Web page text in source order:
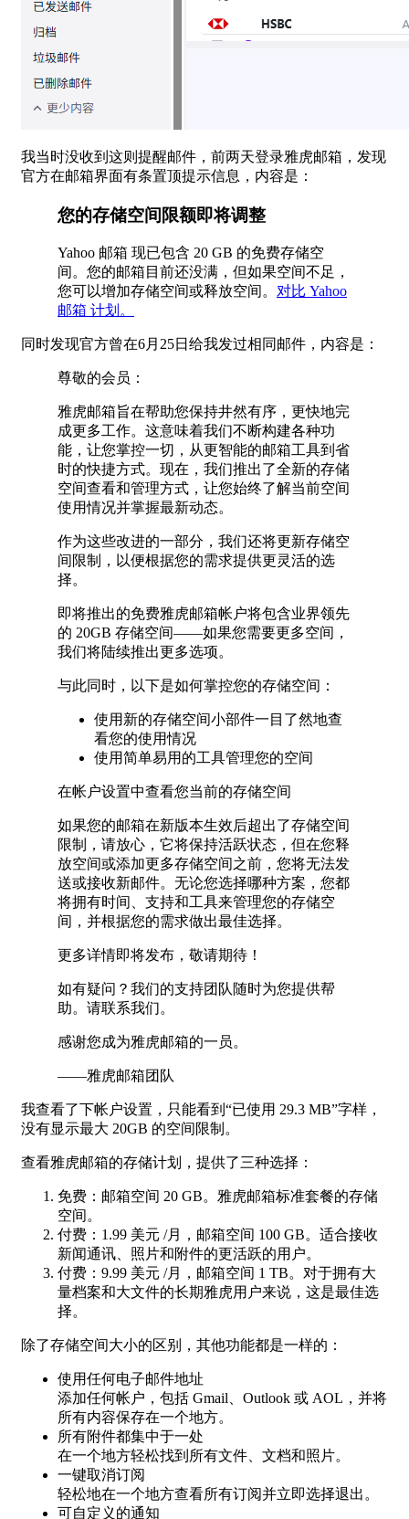
我当时没收到这则提醒邮件，前两天登录雅虎邮箱，发现
官方在邮箱界面有条置顶提示信息，内容是：
您的存储空间限额即将调整
Yahoo 邮箱 现已包含 20 GB 的免费存储空
间。您的邮箱目前还没满，但如果空间不足，
您可以增加存储空间或释放空间。 对比 Yahoo
邮箱 计划。
同时发现官方曾在6月25日给我发过相同邮件，内容是：
尊敬的会员：
雅虎邮箱旨在帮助您保持井然有序，更快地完
成更多工作。这意味着我们不断构建各种功
能，让您掌控一切，从更智能的邮箱工具到省
时的快捷方式。现在，我们推出了全新的存储
空间查看和管理方式，让您始终了解当前空间
使用情况并掌握最新动态。
作为这些改进的一部分，我们还将更新存储空
间限制，以便根据您的需求提供更灵活的选
择。
即将推出的免费雅虎邮箱帐户将包含业界领先
的 20GB 存储空间——如果您需要更多空间，
我们将陆续推出更多选项。
与此同时，以下是如何掌控您的存储空间：
使用新的存储空间小部件一目了然地查
看您的使用情况
使用简单易用的工具管理您的空间
在帐户设置中查看您当前的存储空间
如果您的邮箱在新版本生效后超出了存储空间
限制，请放心，它将保持活跃状态，但在您释
放空间或添加更多存储空间之前，您将无法发
送或接收新邮件。无论您选择哪种方案，您都
将拥有时间、支持和工具来管理您的存储空
间，并根据您的需求做出最佳选择。
更多详情即将发布，敬请期待！
如有疑问？我们的支持团队随时为您提供帮
助。请联系我们。
感谢您成为雅虎邮箱的一员。
——雅虎邮箱团队
我查看了下帐户设置，只能看到“已使用 29.3 MB”字样，
没有显示最大 20GB 的空间限制。
查看雅虎邮箱的存储计划，提供了三种选择：
免费：邮箱空间 20 GB。雅虎邮箱标准套餐的存储
空间。
付费：1.99 美元 /月，邮箱空间 100 GB。适合接收
新闻通讯、照片和附件的更活跃的用户。
付费：9.99 美元 /月，邮箱空间 1 TB。对于拥有大
量档案和大文件的长期雅虎用户来说，这是最佳选
择。
除了存储空间大小的区别，其他功能都是一样的：
使用任何电子邮件地址
添加任何帐户，包括 Gmail、Outlook 或 AOL，并将
所有内容保存在一个地方。
所有附件都集中于一处
在一个地方轻松找到所有文件、文档和照片。
一键取消订阅
轻松地在一个地方查看所有订阅并立即选择退出。
可自定义的通知